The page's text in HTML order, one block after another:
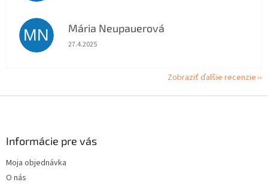
MN Mária Neupauerová
Hodnotenie obchodu je 5 z 5 hviezdičiek.
27.4.2025
Zobraziť ďalšie recenzie
Informácie pre vás
Moja objednávka
O nás